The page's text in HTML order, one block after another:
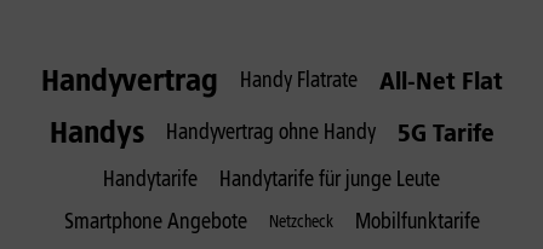
Handyvertrag Handy Flatrate All-Net Flat
Handys Handyvertrag ohne Handy 5G Tarife
Handytarife
Handytarife für junge Leute
Smartphone Angebote
Netzcheck Mobilfunktarife